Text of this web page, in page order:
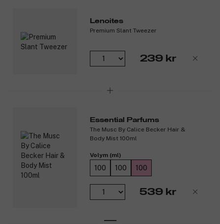
Lenoites
Premium Slant Tweezer
239 kr
Essential Parfums
The Musc By Calice Becker Hair &
Body Mist 100ml
Volym (ml)
100 100 100
539 kr